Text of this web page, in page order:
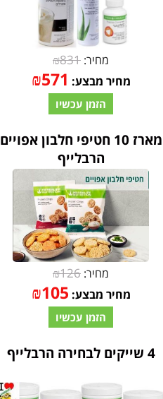
מחיר: ₪831
מחיר מבצע: ₪571
הזמן עכשיו
מארז 10 חטיפי חלבון אפויים
הרבלייף
מחיר: ₪126
מחיר מבצע: ₪105
הזמן עכשיו
4 שייקים לבחירה הרבלייף